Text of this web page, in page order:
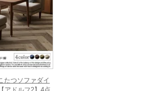
たつソファダイ